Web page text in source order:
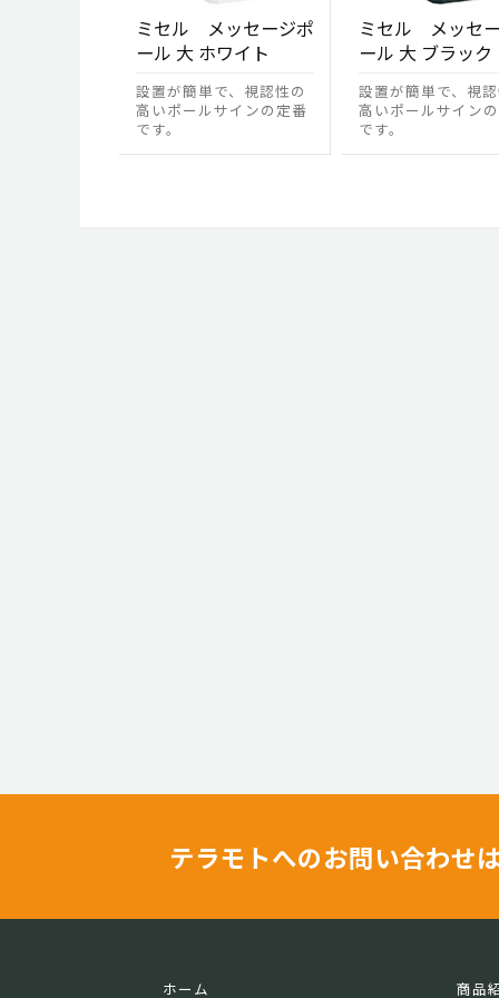
ミセル メッセージポ
ール 大 ホワイト
設置が簡単で、視認性の
高いポールサインの定番
です。
ミセル メッセ
ール 大 ブラック
設置が簡単で、視
高いポールサイン
です。
テラモトへのお問い合わせ
ホーム 商品